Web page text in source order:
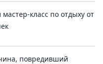
класс по отдыху от
повредивший